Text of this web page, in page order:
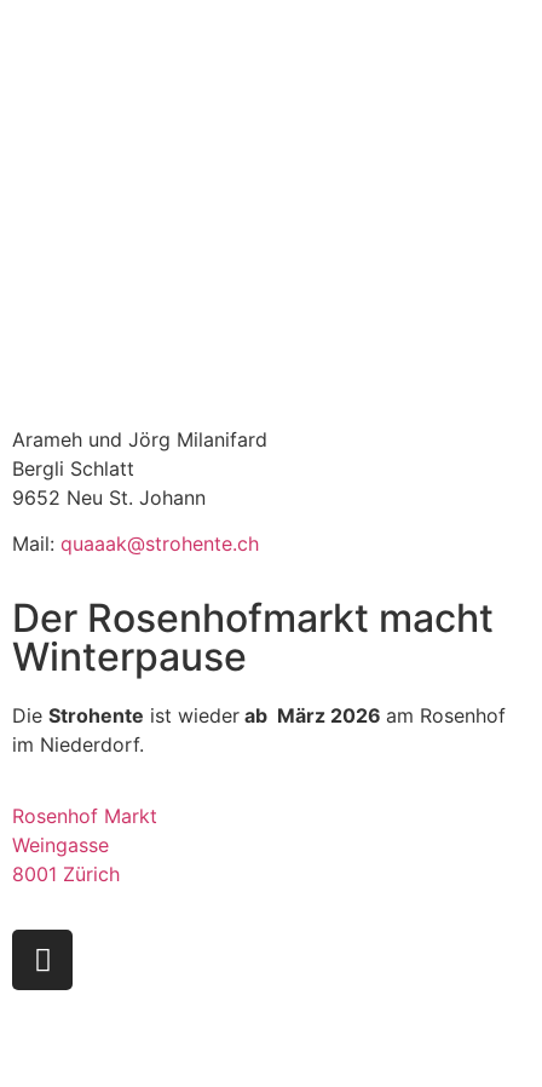
Arameh und Jörg Milanifard
Bergli Schlatt
9652 Neu St. Johann
Mail: quaaak@strohente.ch
Der Rosenhofmarkt macht
Winterpause
Die Strohente ist wieder ab März 2026 am Rosenhof
im Niederdorf.
Rosenhof Markt
Weingasse
8001 Zürich